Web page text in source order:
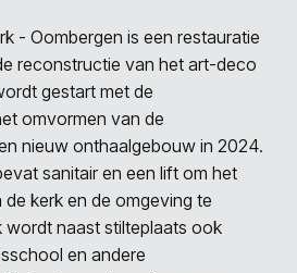
- Oombergen is een restauratie
reconstructie van het art-deco
gestart met de
omvormen van de
nieuw onthaalgebouw in 2024.
sanitair en een lift om het
kerk en de omgeving te
wordt naast stilteplaats ook
en andere